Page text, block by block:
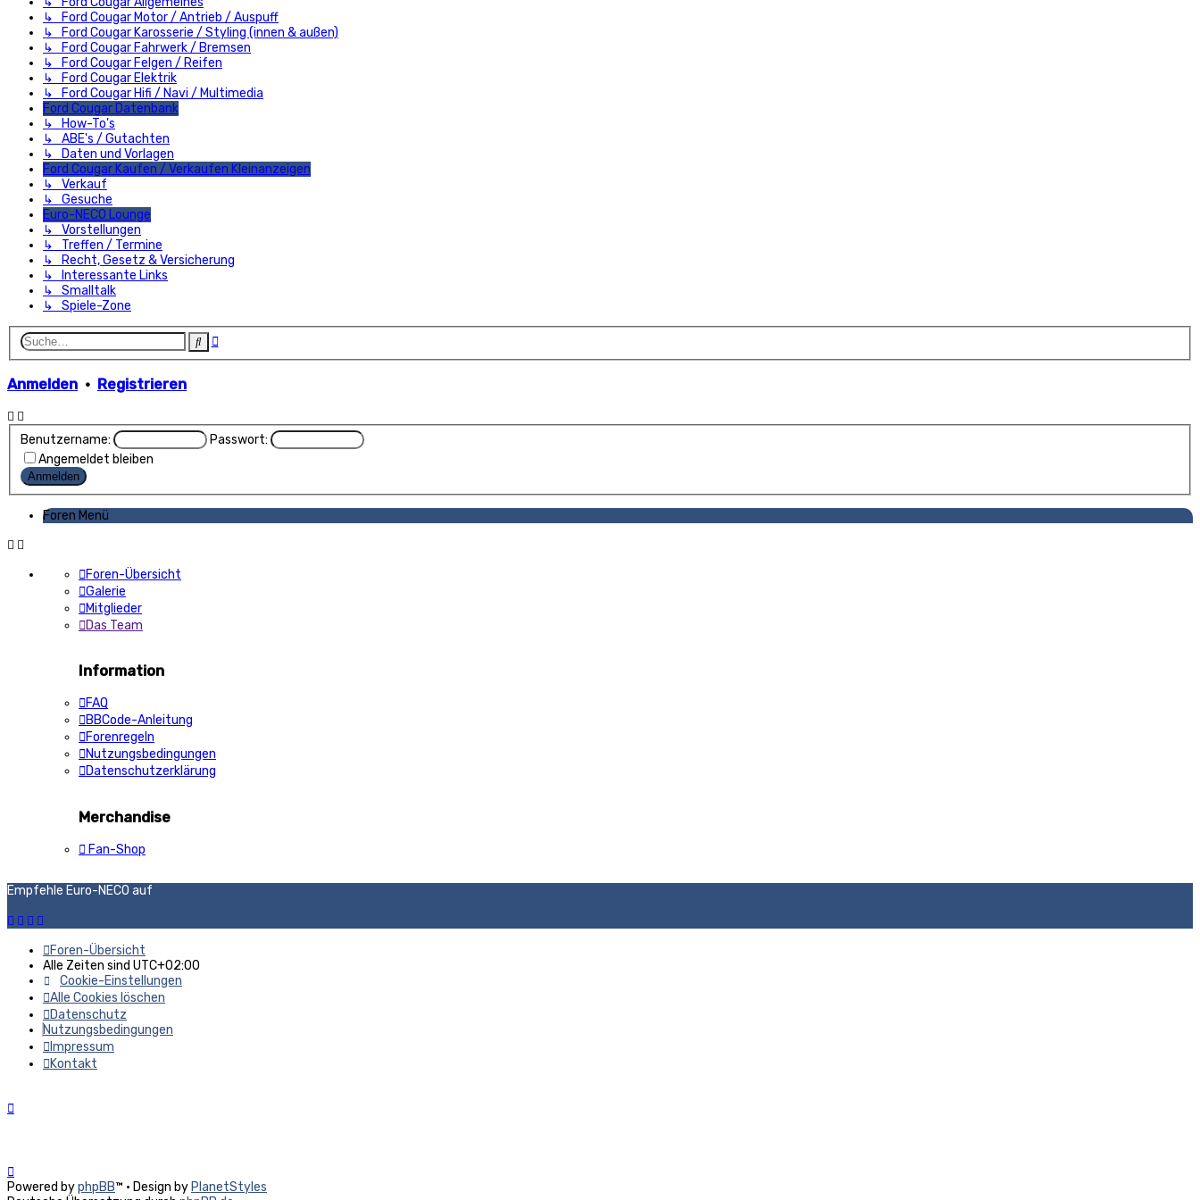
↳ Ford Cougar Motor / Antrieb / Auspuff
↳ Ford Cougar Karosserie / Styling (innen & außen)
↳ Ford Cougar Fahrwerk / Bremsen
↳ Ford Cougar Felgen / Reifen
↳ Ford Cougar Elektrik
↳ Ford Cougar Hifi / Navi / Multimedia
Ford Cougar Datenbank
↳ How-To's
↳ ABE's / Gutachten
↳ Daten und Vorlagen
Ford Cougar Kaufen / Verkaufen Kleinanzeigen
↳ Verkauf
↳ Gesuche
Euro-NECO Lounge
↳ Vorstellungen
↳ Treffen / Termine
↳ Recht, Gesetz & Versicherung
↳ Interessante Links
↳ Smalltalk
↳ Spiele-Zone
SucheErweiterte
Anmelden • Registrieren
Benutzername:
Passwort:
Angemeldet bleiben
Foren Menü
Foren-Übersicht
Galerie
Mitglieder
Das Team
Information
FAQ
BBCode-Anleitung
Forenregeln
Nutzungsbedingungen
Datenschutzerklärung
Merchandise
Fan-Shop
Empfehle Euro-NECO auf
Foren-Übersicht
Alle Zeiten sind UTC+02:00
Cookie-Einstellungen
Alle Cookies löschen
Datenschutz
Nutzungsbedingungen
Impressum
Kontakt
Powered byphpBB™ • Design by PlanetStyles